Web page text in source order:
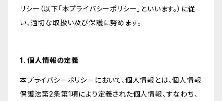
リシー（以下「本プライバシーポリシー」といいます。）に従
い、適切な取扱い及び保護に努めます。
1. 個人情報の定義
本プライバシーポリシーにおいて、個人情報とは、個人情報
保護法第2条第1項により定義された個人情報、すなわち、